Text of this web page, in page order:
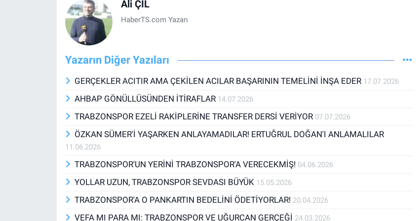
Ali ÇİL
HaberTS.com Yazarı
Yazarın Diğer Yazıları
GERÇEKLER ACITIR AMA ÇEKİLEN ACILAR BAŞARININ TEMELİNİ İNŞA EDER 17.07.2026
AHBAP GÖNÜLLÜSÜNDEN İTİRAFLAR 14.07.2026
TRABZONSPOR EZELİ RAKİPLERİNE TRANSFER DERSİ VERİYOR 07.07.2026
ÖZKAN SÜMER'İ YAŞARKEN ANLAYAMADILAR! ERTUĞRUL DOĞAN'I ANLAMALILAR
11.06.2026
TRABZONSPOR'UN YERİNİ TRABZONSPOR'A VERECEKMİŞ! 04.06.2026
YOLLAR UZUN, TRABZONSPOR SEVDASI BÜYÜK 15.05.2026
TRABZONSPOR'A O PANKARTIN BEDELİNİ ÖDETİYORLAR! 20.04.2026
VEFA MI PARA MI: TRABZONSPOR VE UĞURCAN GERÇEĞİ 24.03.2026